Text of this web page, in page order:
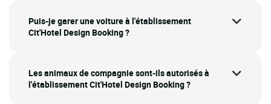
Puis-je garer une voiture à l'établissement
Cit'Hotel Design Booking ?
Les animaux de compagnie sont-ils autorisés à
l'établissement Cit'Hotel Design Booking ?